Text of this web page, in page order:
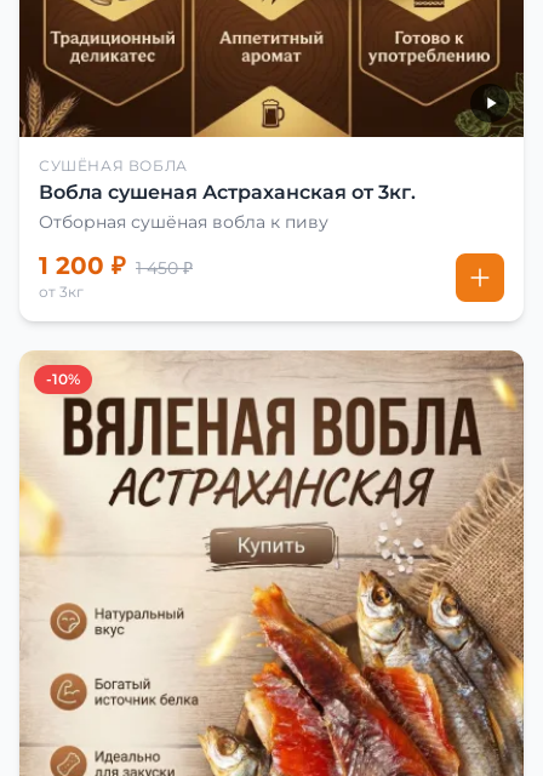
СУШЁНАЯ ВОБЛА
Вобла сушеная Астраханская от 3кг.
Отборная сушёная вобла к пиву
1 200 ₽ 1 450 ₽
от 3кг
-10%